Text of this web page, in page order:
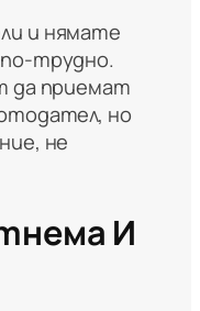
и нямате
трудно.
да приемат
но
не
И